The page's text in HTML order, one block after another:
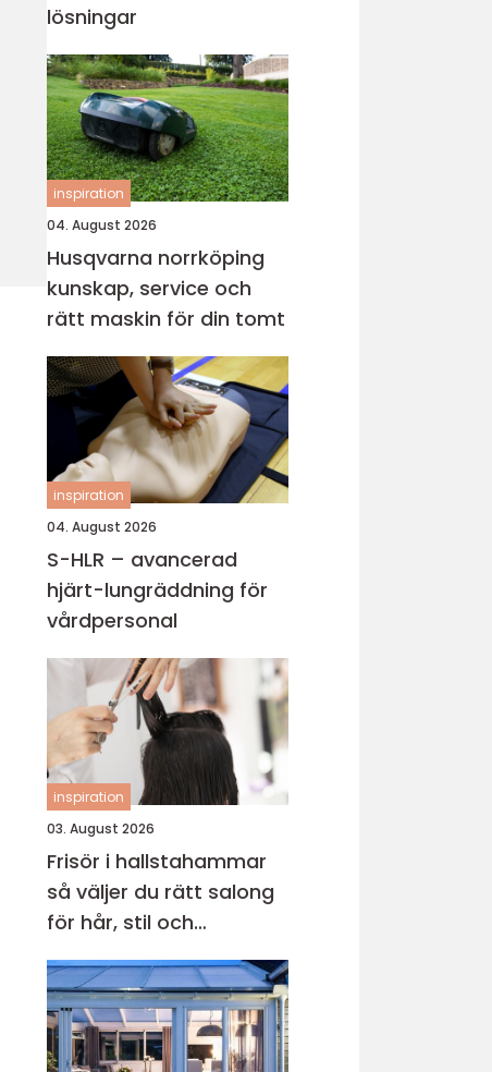
lösningar
inspiration
04. August 2026
Husqvarna norrköping
kunskap, service och
rätt maskin för din tomt
inspiration
04. August 2026
S-HLR – avancerad
hjärt-lungräddning för
vårdpersonal
inspiration
03. August 2026
Frisör i hallstahammar
så väljer du rätt salong
för hår, stil och
välmående